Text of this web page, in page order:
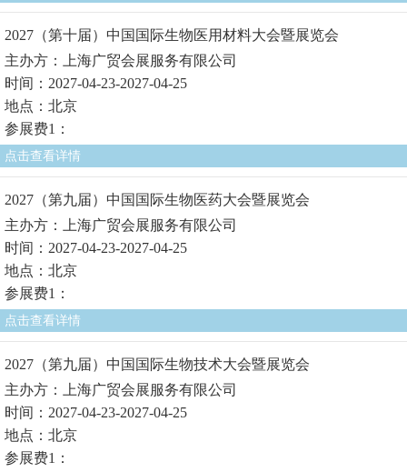
2027（第十届）中国国际生物医用材料大会暨展览会
主办方：上海广贸会展服务有限公司
时间：2027-04-23-2027-04-25
地点：北京
参展费1：
点击查看详情
2027（第九届）中国国际生物医药大会暨展览会
主办方：上海广贸会展服务有限公司
时间：2027-04-23-2027-04-25
地点：北京
参展费1：
点击查看详情
2027（第九届）中国国际生物技术大会暨展览会
主办方：上海广贸会展服务有限公司
时间：2027-04-23-2027-04-25
地点：北京
参展费1：